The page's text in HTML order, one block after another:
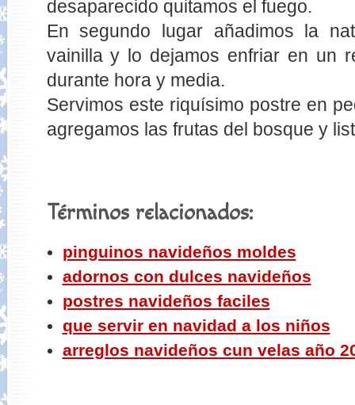
desaparecido quitamos el fuego.
En segundo lugar añadimos la
vainilla y lo dejamos enfriar en un
durante hora y media.
Servimos este riquísimo postre en
agregamos las frutas del bosque y
Términos relacionados:
pinguinos navideños moldes
adornos con dulces navideños
postres navideños faciles
que servir en navidad a los niños
arreglos navideños cun velas año